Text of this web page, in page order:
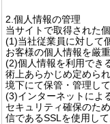
2.個人情報の管理
当サイトで取得された
(1)当社従業員に対して
お客様の個人情報を厳
(2)個人情報を利用でき
術上あらかじめ定めら
境下にて保管・管理して
(3)インターネットによ
セキュリティ確保のた
信であるSSLを使用して